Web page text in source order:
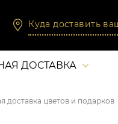
Куда доставить
ДОСТАВКА
доставка цветов и подарков